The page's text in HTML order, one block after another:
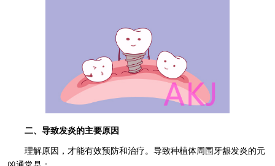
二、导致发炎的主要原因
理解原因，才能有效预防和治疗。导致种植体周围牙龈发炎的元